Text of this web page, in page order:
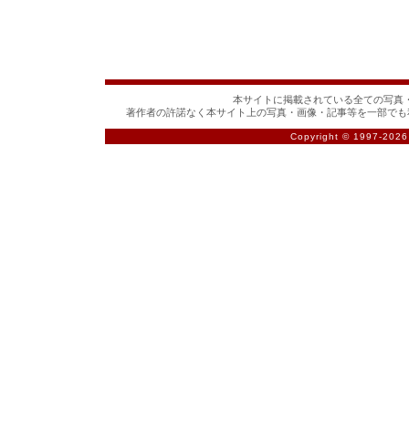
本サイトに掲載されている全ての写真
著作者の許諾なく本サイト上の写真・画像・記事等を一部で
Copyright © 1997-